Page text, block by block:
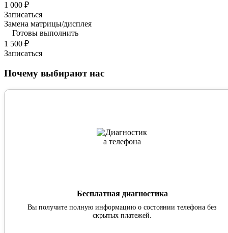
1 000 ₽
Записаться
Замена матрицы/дисплея
Готовы выполнить
1 500 ₽
Записаться
Почему выбирают нас
Бесплатная диагностика
Вы получите полную информацию о состоянии телефона без
скрытых платежей.